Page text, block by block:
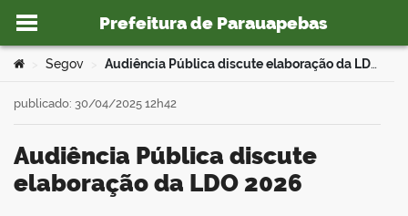
Ir para o conteúdo
Prefeitura de Parauapebas
portal
Você está aqui:
Segov Audiência Pública discute elaboração da LDO 2026
Audiência Pública discute
elaboração da LDO 2026
publicado: 30/04/2025 12h42